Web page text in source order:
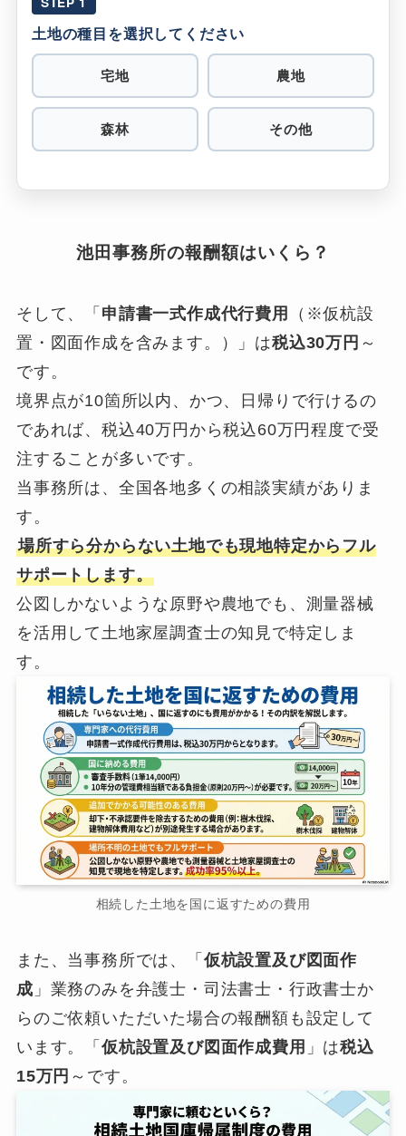
土地の種目を選択してください
宅地 農地
森林 その他
池田事務所の報酬額はいくら？
そして、「 申請書一式作成代行費用
（※仮杭設
置・図面作成を含みます。）」は税込30万円 ～
です。
境界点が10箇所以内、かつ、日帰りで行けるの
であれば、税込40万円から税込60万円程度で受
注することが多いです。
当事務所は、全国各地多くの相談実績がありま
す。
場所すら分からない土地でも現地特定からフル
サポートします。
公図しかないような原野や農地でも、測量器械
を活用して土地家屋調査士の知見で特定しま
す。
相続した土地を国に返すための費用
また、当事務所では、「 仮杭設置及び図面作
成 」業務のみを弁護士・司法書士・行政書士か
らのご依頼いただいた場合の報酬額も設定して
います。「 仮杭設置及び図面作成費用 」は税込
15万円 ～です。